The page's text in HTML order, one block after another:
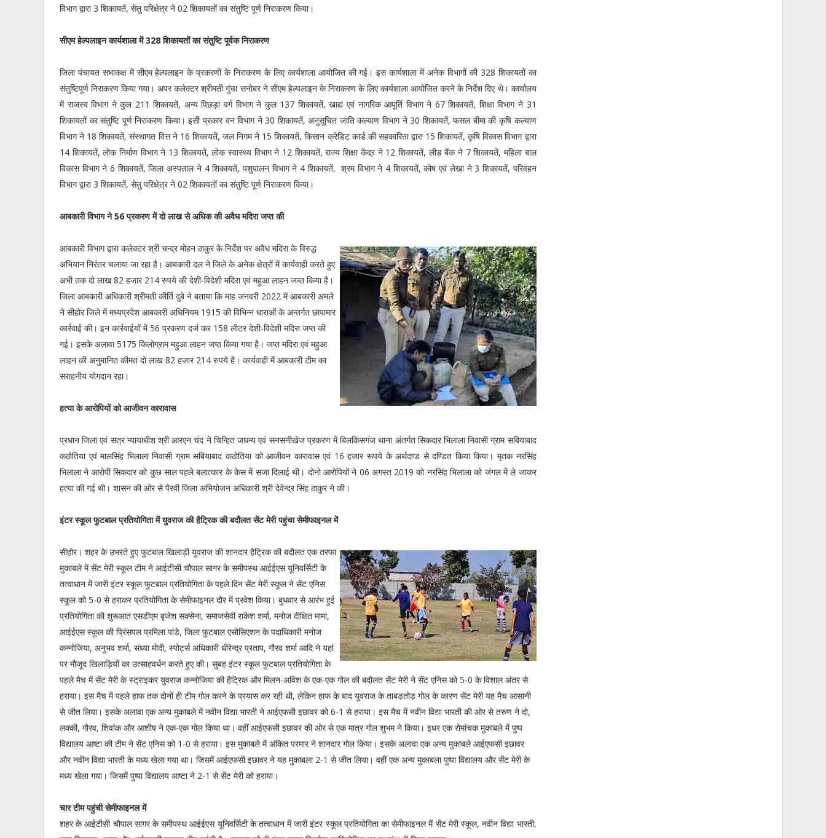
विभाग द्वारा 3 शिकायतें, सेतु परिक्षेत्र ने 02 शिकायतों का संतुष्टि पूर्ण निराकरण किया।
सीएम हेल्पलाइन कार्यशाला में 328 शिकायतों का संतुष्टि पूर्वक निराकरण
जिला पंचायत सभाकक्ष में सीएम हेल्पलाइन के प्रकरणों के निराकरण के लिए कार्यशाला आयोजित की गई। इस कार्यशाला में अनेक विभागों की 328 शिकायतों का
संतुष्टिपूर्ण निराकरण किया गया। अपर कलेक्टर श्रीमती गुंचा सनोबर ने सीएम हेल्पलाइन के निराकरण के लिए कार्यशाला आयोजित करने के निर्देश दिए थे। कार्यालय
में राजस्व विभाग ने कुल 211 शिकायतें, अन्य पिछड़ा वर्ग विभाग ने कुल 137 शिकायतें, खाद्य एवं नागरिक आपूर्ति विभाग ने 67 शिकायतें, शिक्षा विभाग ने 31
शिकायतों का संतुष्टि पूर्ण निराकरण किया। इसी प्रकार वन विभाग ने 30 शिकायतें, अनुसूचित जाति कल्याण विभाग ने 30 शिकायतें, फसल बीमा की कृषि कल्याण
विभाग ने 18 शिकायतें, संस्थागत वित्त ने 16 शिकायतें, जल निगम ने 15 शिकायतें, किसान क्रेडिट कार्ड की सहकारिता द्वारा 15 शिकायतें, कृषि विकास विभाग द्वारा
14 शिकायतें, लोक निर्माण विभाग ने 13 शिकायतें, लोक स्वास्थ्य विभाग ने 12 शिकायतें, राज्य शिक्षा केंद्र ने 12 शिकायतें, लीड बैंक ने 7 शिकायतें, महिला बाल
विकास विभाग ने 6 शिकायतें, जिला अस्पताल ने 4 शिकायतें, पशुपालन विभाग ने 4 शिकायतें, श्रम विभाग ने 4 शिकायतें, कोष एवं लेखा ने 3 शिकायतें, परिवहन
विभाग द्वारा 3 शिकायतें, सेतु परिक्षेत्र ने 02 शिकायतों का संतुष्टि पूर्ण निराकरण किया।
आबकारी विभाग ने 56 प्रकरण में दो लाख से अधिक की अवैध मदिरा जप्त की
आबकारी विभाग द्वारा कलेक्टर श्री चन्द्र मोहन ठाकुर के निर्देश पर अवैध मदिरा के विरुद्ध
अभियान निरंतर चलाया जा रहा है। आबकारी दल ने जिले के अनेक क्षेत्रों में कार्यवाही करते हुए
अभी तक दो लाख 82 हजार 214 रुपये की देशी-विदेशी मदिरा एवं महुआ लाहन जब्त किया है।
जिला आबकारी अधिकारी श्रीमती कीर्ति दुबे ने बताया कि माह जनवरी 2022 में आबकारी अमले
ने सीहोर जिले में मध्यप्रदेश आबकारी अधिनियम 1915 की विभिन्न धाराओं के अन्तर्गत छापामार
कार्रवाई की। इन कार्रवाईयों में 56 प्रकरण दर्ज कर 158 लीटर देशी-विदेशी मदिरा जप्त की
गई। इसके अलावा 5175 किलोग्राम महुआ लाहन जप्त किया गया है। जप्त मदिरा एवं महुआ
लाहन की अनुमानित कीमत दो लाख 82 हजार 214 रुपये है। कार्यवाही में आबकारी टीम का
सराहनीय योगदान रहा।
हत्या के आरोपियों को आजीवन कारावास
प्रधान जिला एवं सत्र न्यायाधीश श्री आरएन चंद ने चिन्हित जघन्य एवं सनसनीखेज प्रकरण में बिलकिसगंज थाना अंतर्गत सिकदार भिलाला निवासी ग्राम सबियाबाद
कठोतिया एवं मालसिंह भिलाला निवासी ग्राम सबियाबाद कठोतिया को आजीवन कारावास एवं 16 हजार रूपये के अर्थदण्ड से दण्डित किया किया। मृतक नरसिंह
भिलाला ने आरोपी सिकदार को कुछ साल पहले बलात्कार के केस में सजा दिलाई थी। दोनो आरोपियों ने 06 अगस्त 2019 को नरसिंह भिलाला को जंगल में ले जाकर
हत्या की गई थी। शासन की ओर से पैरवी जिला अभियोजन अधिकारी श्री देवेन्द्र सिंह ठाकुर ने की।
इंटर स्कूल फुटबाल प्रतियोगिता में युवराज की हैट्रिक की बदौलत सेंट मेरी पहुंचा सेमीफाइनल में
सीहोर। शहर के उभरते हुए फुटबाल खिलाड़ी युवराज की शानदार हैट्रिक की बदौलत एक तरफा
मुकाबले में सेंट मेरी स्कूल टीम ने आईटीसी चौपाल सागर के समीपस्थ आईईएस यूनिवर्सिटी के
तत्वाधान में जारी इंटर स्कूल फुटबाल प्रतियोगिता के पहले दिन सेंट मेरी स्कूल ने सेंट एनिस
स्कूल को 5-0 से हराकर प्रतियोगिता के सेमीफाइनल दौर में प्रवेश किया। बुधवार से आरंभ हुई
प्रतियोगिता की शुरूआत एसडीएम बृजेश सक्सेना, समाजसेवी राकेश शर्मा, मनोज दीक्षित मामा,
आईईएस स्कूल की प्रिंसपल प्रमिला पांडे, जिला फुटबाल एसोसिएशन के पदाधिकारी मनोज
कन्नोजिया, अनुभव शर्मा, संध्या मोदी, स्पोर्ट्स अधिकारी धीरेन्द्र प्रताप, गौरव शर्मा आदि ने यहां
पर मौजूद खिलाड़ियों का उत्साहवर्धन करते हुए की। सुबह इंटर स्कूल फुटबाल प्रतियोगिता के
पहले मैच में सेंट मेरी के स्ट्राइकर युवराज कन्नोजिया की हैट्रिक और मिलन-अविश के एक-एक गोल की बदौलत सेंट मेरी ने सेंट एनिस को 5-0 के विशाल अंतर से
हराया। इस मैच में पहले हाफ तक दोनों ही टीम गोल करने के प्रयास कर रही थी, लेकिन हाफ के बाद युवराज के ताबड़तोड़ गोल के कारण सेंट मेरी यह मैच आसानी
से जीत लिया। इसके अलावा एक अन्य मुकाबले में नवीन विद्या भारती ने आईएफसी इछावर को 6-1 से हराया। इस मैच में नवीन विद्या भारती की ओर से तरुण ने दो,
लक्की, गौरव, शिवांक और आशीष ने एक-एक गोल किया था। वहीं आईएफसी इछावर की ओर से एक मात्र गोल शुभम ने किया। इधर एक रोमांचक मुकाबले में पुष्प
विद्यालय आष्टा की टीम ने सेंट एनिस को 1-0 से हराया। इस मुकाबले में अंकित परमार ने शानदार गोल किया। इसके अलावा एक अन्य मुकाबले आईएफसी इछावर
और नवीन विद्या भारती के मध्य खेला गया था। जिसमें आईएफसी इछावर ने यह मुकाबला 2-1 से जीत लिया। वहीं एक अन्य मुकाबला पुष्पा विद्यालय और सेंट मेरी के
मध्य खेला गया। जिसमें पुष्पा विद्यालय आष्टा ने 2-1 से सेंट मेरी को हराया।
चार टीम पहुंची सेमीफाइनल में
शहर के आईटीसी चौपाल सागर के समीपस्थ आईईएस यूनिवर्सिटी के तत्वाधान में जारी इंटर स्कूल प्रतियोगिता का सेमीफाइनल में सेंट मेरी स्कूल, नवीन विद्या भारती,